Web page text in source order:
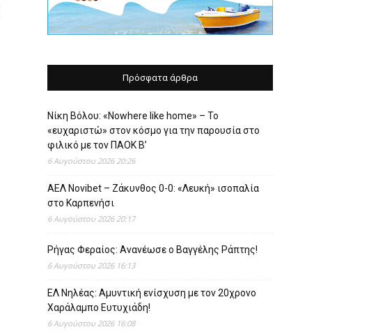
Πρόσφατα άρθρα
Νίκη Βόλου: «Nowhere like home» – Το
«ευχαριστώ» στον κόσμο για την παρουσία στο
φιλικό με τον ΠΑΟΚ Β’
6 Αυγούστου 2026 20:26
ΑΕΛ Novibet – Ζάκυνθος 0-0: «Λευκή» ισοπαλία
στο Καρπενήσι
6 Αυγούστου 2026 20:17
Ρήγας Φεραίος: Ανανέωσε ο Βαγγέλης Ράπτης!
6 Αυγούστου 2026 16:13
ΕΛ Νηλέας: Αμυντική ενίσχυση με τον 20χρονο
Χαράλαμπο Ευτυχιάδη!
6 Αυγούστου 2026 16:08